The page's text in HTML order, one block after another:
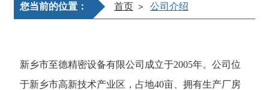
您当前的位置： 首页 > 公司介绍
新乡市至德精密设备有限公司成立于2005年。公司位
于新乡市高新技术产业区，占地40亩、拥有生产厂房